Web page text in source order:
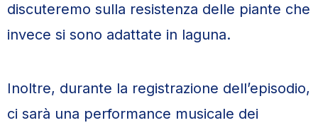
discuteremo sulla resistenza delle piante che
invece si sono adattate in laguna.
Inoltre, durante la registrazione dell’episodio,
ci sarà una performance musicale dei